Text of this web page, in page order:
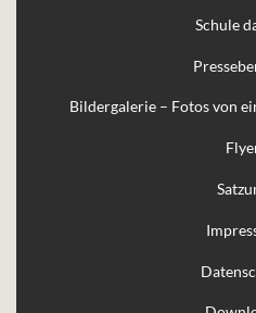
Schule
Bildergalerie – Fotos von